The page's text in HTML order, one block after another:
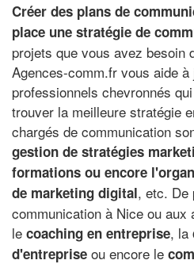
Créer des plans de
place une stratégie de
projets que vous avez besoin
Agences-comm.fr vous aide
professionnels chevronnés
trouver la meilleure stratégie
chargés de communication
gestion de stratégies
formations ou encore
de marketing digital, etc. De
communication à Nice ou aux
le coaching en entreprise, la
d'entreprise ou encore le